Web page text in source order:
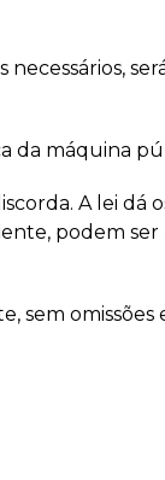
da máquina
A lei dá
podem
sem omissões